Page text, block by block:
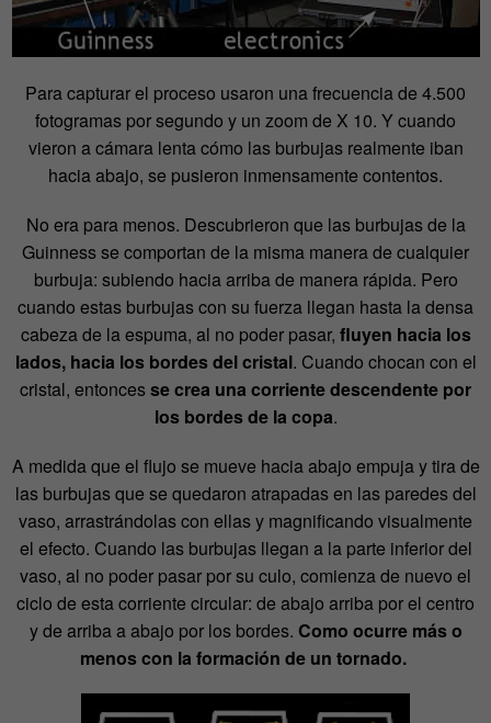
Para capturar el proceso usaron una frecuencia de 4.500
fotogramas por segundo y un zoom de X 10. Y cuando
vieron a cámara lenta cómo las burbujas realmente iban
hacia abajo, se pusieron inmensamente contentos.
No era para menos. Descubrieron que las burbujas de la
Guinness se comportan de la misma manera de cualquier
burbuja: subiendo hacia arriba de manera rápida. Pero
cuando estas burbujas con su fuerza llegan hasta la densa
cabeza de la espuma, al no poder pasar, fluyen hacia los
lados, hacia los bordes del cristal. Cuando chocan con el
cristal, entoncesse crea una corriente descendente por
los bordes de la copa.
A medida que el flujo se mueve hacia abajo empuja y tira de
las burbujas que se quedaron atrapadas en las paredes del
vaso, arrastrándolas con ellas y magnificando visualmente
el efecto. Cuando las burbujas llegan a la parte inferior del
vaso, al no poder pasar por su culo, comienza de nuevo el
ciclo de esta corriente circular: de abajo arriba por el centro
y de arriba a abajo por los bordes. Como ocurre más o
menos con la formación de un tornado.